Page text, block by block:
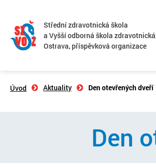
Střední zdravotnická škola
a Vyšší odborná škola
Ostrava, příspěvková organizace
Úvod Aktuality Den otevřených dveří
Den